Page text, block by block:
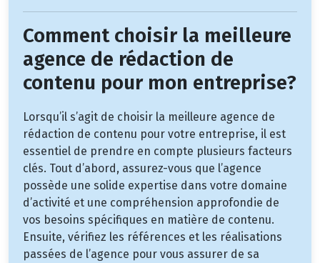
Comment choisir la meilleure
agence de rédaction de
contenu pour mon entreprise?
Lorsqu’il s’agit de choisir la meilleure agence de
rédaction de contenu pour votre entreprise, il est
essentiel de prendre en compte plusieurs facteurs
clés. Tout d’abord, assurez-vous que l’agence
possède une solide expertise dans votre domaine
d’activité et une compréhension approfondie de
vos besoins spécifiques en matière de contenu.
Ensuite, vérifiez les références et les réalisations
passées de l’agence pour vous assurer de sa